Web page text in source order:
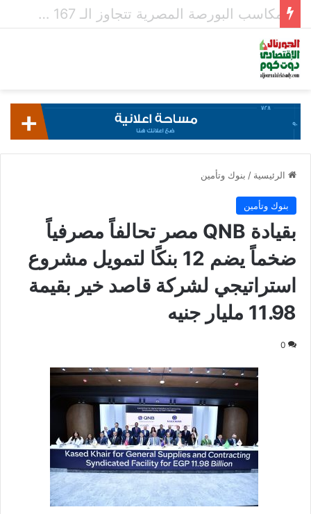
الرئيسية / بنوك وتأمين
بنوك وتأمين
بقيادة QNB مصر تحالفاً مصرفياً
ضخماً يضم 12 بنكًا لتمويل مشروع
استراتيجي لشركة قاصد خير بقيمة
11.98 مليار جنيه
0